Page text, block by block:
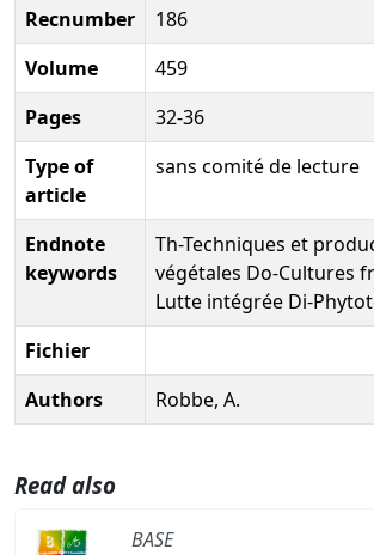
Recnumber
186
Volume
459
Pages
32-36
Type of
article
sans comité de lecture
Endnote
keywords
Th-Techniques et
végétales Do-Cultures
Lutte intégrée Di-
Fichier
Authors
Robbe, A.
Read also
BASE